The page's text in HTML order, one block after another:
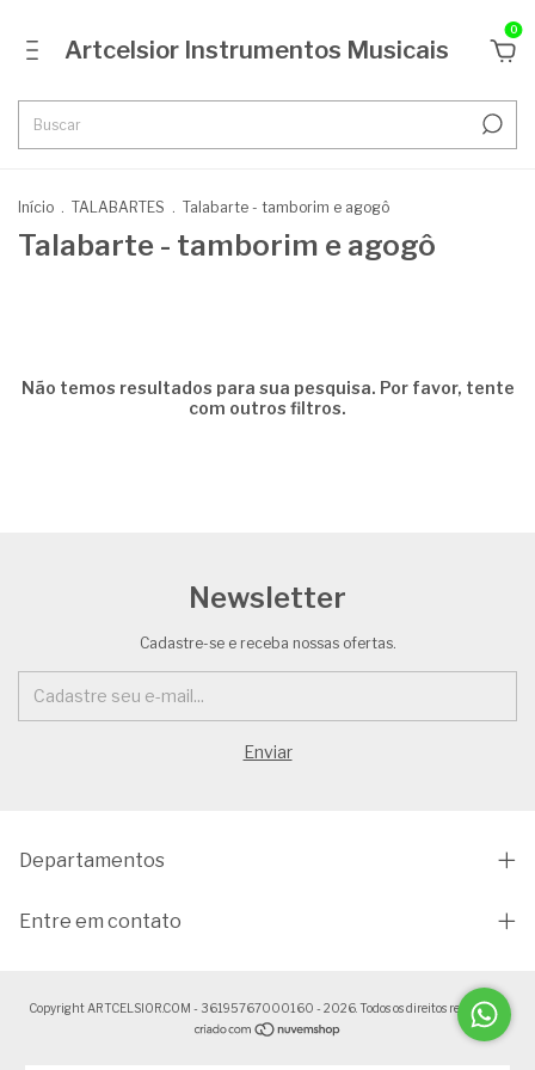
Artcelsior Instrumentos Musicais
0
Início . TALABARTES . Talabarte - tamborim e agogô
Talabarte - tamborim e agogô
Não temos resultados para sua pesquisa. Por favor, tente
com outros filtros.
Newsletter
Cadastre-se e receba nossas ofertas.
Departamentos
Entre em contato
Copyright ARTCELSIOR.COM - 36195767000160 - 2026. Todos os direitos reservados.